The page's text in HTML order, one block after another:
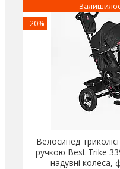
–20%
Велосипед
ручкою Best Trike
надувні колеса,